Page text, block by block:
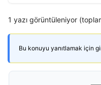
1 yazı görüntüleniyor
Bu konuyu yanıtlamak için